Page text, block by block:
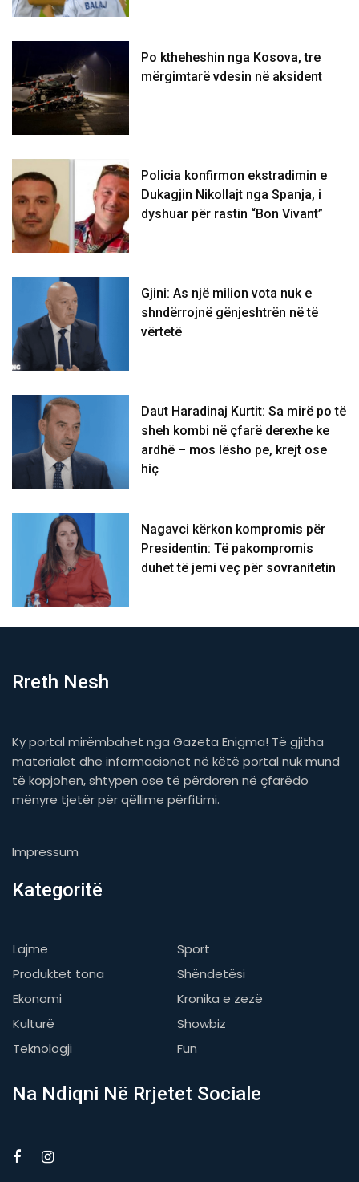
Po ktheheshin nga Kosova, tre
mërgimtarë vdesin në aksident
Policia konfirmon ekstradimin e
Dukagjin Nikollajt nga Spanja, i
dyshuar për rastin “Bon Vivant”
Gjini: As një milion vota nuk e
shndërrojnë gënjeshtrën në të
vërtetë
Daut Haradinaj Kurtit: Sa mirë po të
sheh kombi në çfarë derexhe ke
ardhë – mos lësho pe, krejt ose
hiç
Nagavci kërkon kompromis për
Presidentin: Të pakompromis
duhet të jemi veç për sovranitetin
Rreth Nesh
Ky portal mirëmbahet nga Gazeta Enigma! Të gjitha
materialet dhe informacionet në këtë portal nuk mund
të kopjohen, shtypen ose të përdoren në çfarëdo
mënyre tjetër për qëllime përfitimi.
Impressum
Kategoritë
Lajme
Sport
Produktet tona
Shëndetësi
Ekonomi
Kronika e zezë
Kulturë
Showbiz
Teknologji
Fun
Na Ndiqni Në Rrjetet Sociale